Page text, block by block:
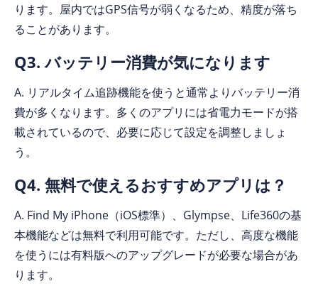
ります。屋内ではGPS信号が弱くなるため、精度が落ち
ることがあります。
Q3. バッテリー消費が気になります
A. リアルタイム追跡機能を使うと通常よりバッテリー消
費が多くなります。多くのアプリには省電力モードが搭
載されているので、必要に応じて設定を調整しましょ
う。
Q4. 無料で使えるおすすめアプリは？
A. Find My iPhone（iOS標準）、Glympse、Life360の基
本機能などは無料で利用可能です。ただし、高度な機能
を使うには有料版へのアップグレードが必要な場合があ
ります。